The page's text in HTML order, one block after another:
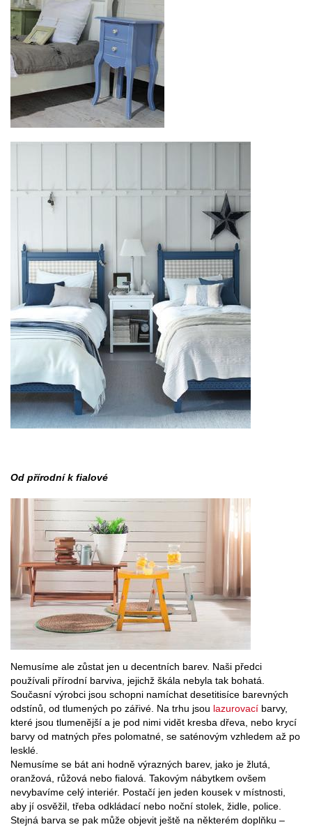
Od přírodní k fialové
Nemusíme ale zůstat jen u decentních barev. Naši předci
používali přírodní barviva, jejichž škála nebyla tak bohatá.
Současní výrobci jsou schopni namíchat desetitisíce barevných
odstínů, od tlumených po zářivé. Na trhu jsou lazurovací barvy,
které jsou tlumenější a je pod nimi vidět kresba dřeva, nebo krycí
barvy od matných přes polomatné, se saténovým vzhledem až po
lesklé.
Nemusíme se bát ani hodně výrazných barev, jako je žlutá,
oranžová, růžová nebo fialová. Takovým nábytkem ovšem
nevybavíme celý interiér. Postačí jen jeden kousek v místnosti,
aby jí osvěžil, třeba odkládací nebo noční stolek, židle, police.
Stejná barva se pak může objevit ještě na některém doplňku –